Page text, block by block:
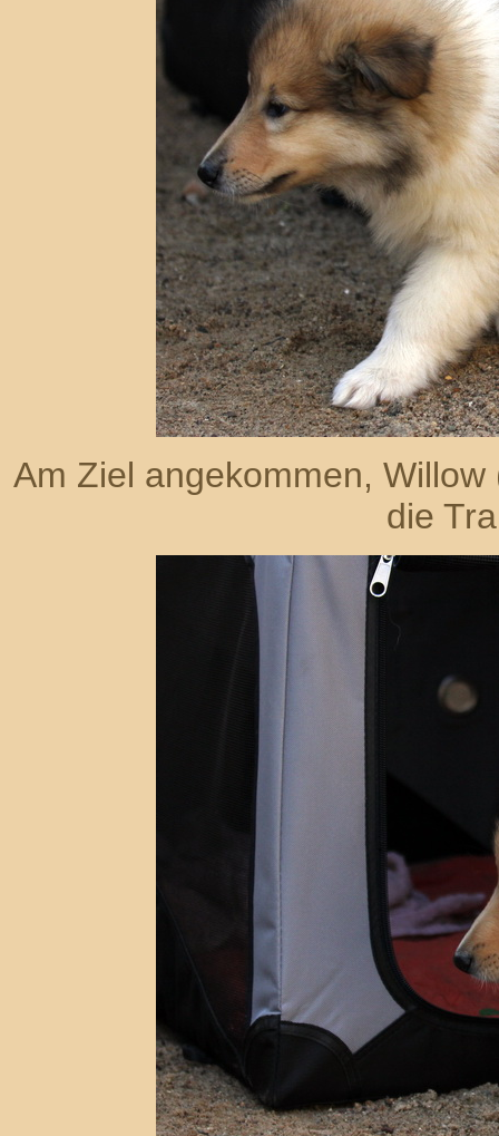
Am Ziel angekommen,
die